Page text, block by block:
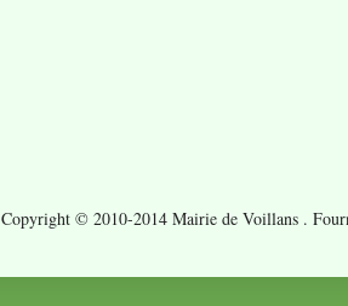
Copyright © 2010-2014 Mairie de Voillans .